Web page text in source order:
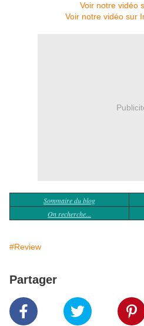
Voir notre vidéo
Voir notre vidéo sur
Sommaire du blog
On recherche...
#Review
Partager